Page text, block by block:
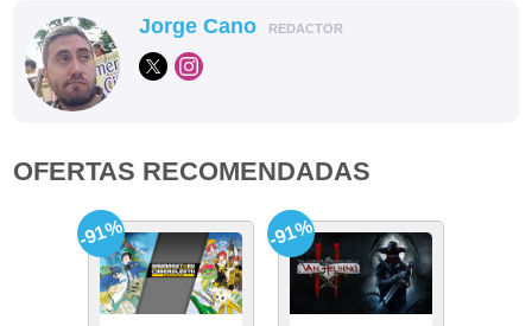
Jorge Cano REDACTOR
OFERTAS RECOMENDADAS
-91% -91%